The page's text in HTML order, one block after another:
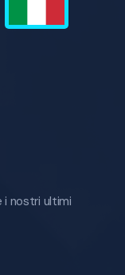
i nostri ultimi